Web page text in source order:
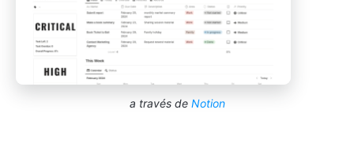
a través de Notion